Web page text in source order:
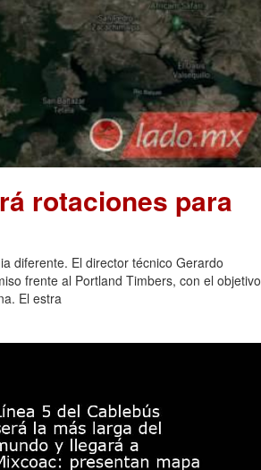
rotaciones para
diferente. El director técnico Gerardo
frente al Portland Timbers, con el objetivo
El estra